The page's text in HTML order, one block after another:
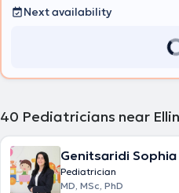
Next availability
40 Pediatricians near
Genitsaridi Sophia
Pediatrician
MD, MSc, PhD